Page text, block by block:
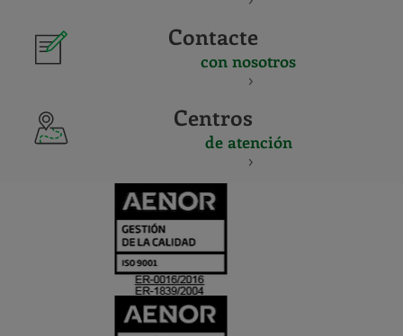
Contacte
con nosotros
Centros
de atención